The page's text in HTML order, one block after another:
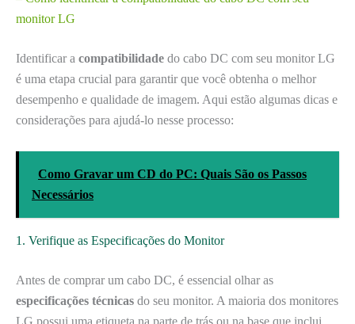
monitor LG
Identificar a compatibilidade do cabo DC com seu monitor LG
é uma etapa crucial para garantir que você obtenha o melhor
desempenho e qualidade de imagem. Aqui estão algumas dicas e
considerações para ajudá-lo nesse processo:
Como Gravar um CD do PC: Quais São os Passos
Necessários
1. Verifique as Especificações do Monitor
Antes de comprar um cabo DC, é essencial olhar as
especificações técnicas do seu monitor. A maioria dos monitores
LG possui uma etiqueta na parte de trás ou na base que inclui